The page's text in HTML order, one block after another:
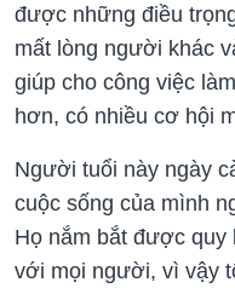
được những điều
mất lòng người khác
giúp cho công việc
hơn, có nhiều cơ hội
Người tuổi này ngày
cuộc sống của mình
Họ nắm bắt được
với mọi người, vì vậy